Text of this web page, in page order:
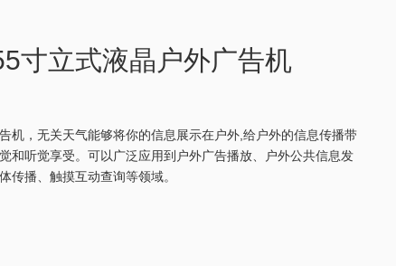
寸立式液晶户外广告机
机，无关天气能够将你的信息展示在户外,给户外的信息传播带
和听觉享受。可以广泛应用到户外广告播放、户外公共信息发
传播、触摸互动查询等领域。